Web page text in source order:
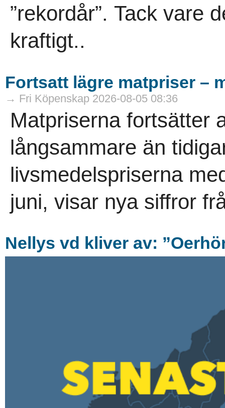
”rekordår”. Tack vare
kraftigt..
Fortsatt lägre matpriser –
→ Fri Köpenskap 2026-08-05 08:36
Matpriserna fortsätter
långsammare än
livsmedelspriserna
juni, visar nya siffror
Nellys vd kliver av: